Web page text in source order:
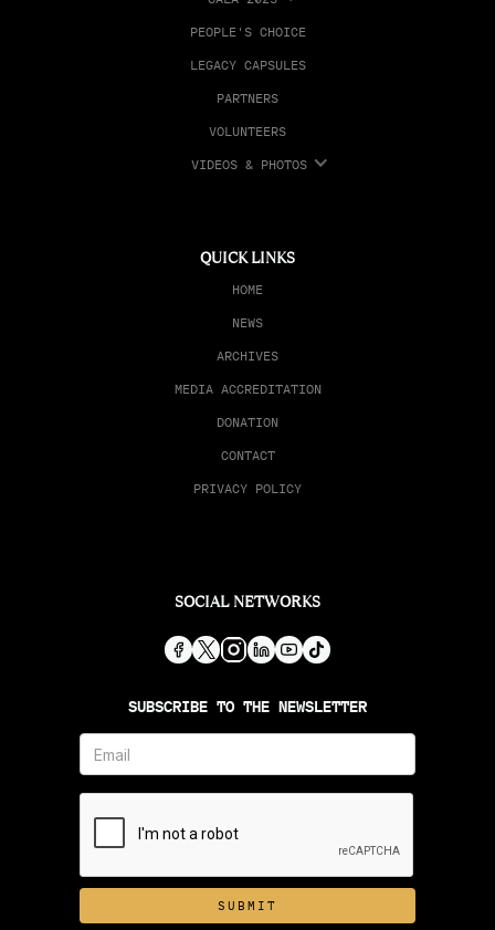
PEOPLE'S CHOICE
LEGACY CAPSULES
PARTNERS
VOLUNTEERS
VIDEOS & PHOTOS
QUICK LINKS
HOME
NEWS
ARCHIVES
MEDIA ACCREDITATION
DONATION
CONTACT
PRIVACY POLICY
SOCIAL NETWORKS
SUBSCRIBE TO THE NEWSLETTER